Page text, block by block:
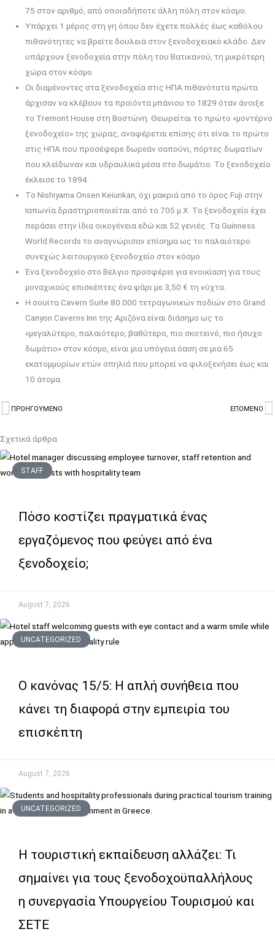
75 στον αριθμό, από οποιαδήποτε άλλη πόλη στον κόσμο.
Υπάρχει 1 μέρος στη γη όπου δεν έχετε πολλές έως καθόλου
πιθανότητες να βρείτε δουλειά στον ξενοδοχειακό κλάδο. Δεν
υπάρχουν ξενοδοχεία στην πόλη του Βατικανού, τη μικρότερη
χώρα στον κόσμο.
Οι διαμένοντες στα ξενοδοχεία στις ΗΠΑ πιθανότατα πρώτα
άρχισαν να κλέβουν τα προϊόντα μπάνιου το 1829 όταν άνοιξε
το Tremont House στη Βοστώνη. Θεωρείται το πρώτο «μοντέρνο
ξενοδοχείο» της χώρας, αναφέρεται επίσης ότι είναι το πρώτο
στις ΗΠΑ που προσέφερε δωρεάν σαπούνι, πόρτες δωματίων
που κλείδωναν και υδραυλικά μέσα στο δωμάτιο. Το ξενοδοχείο
έκλεισε το 1894.
Το Nishiyama Onsen Keiunkan, όχι μακριά από το όρος Fuji στην
Ιαπωνία δραστηριοποιείται από το 705 μ.Χ. Το ξενοδοχείο έχει
περάσει στην ίδια οικογένεια εδώ και 52 γενιές. Τα Guinness
World Records το αναγνώρισαν επίσημα ως το παλαιότερο
συνεχώς λειτουργικό ξενοδοχείο στον κόσμο
Ένα ξενοδοχείο στο Βέλγιο προσφέρει για ενοικίαση για τους
μοναχικούς επισκέπτες ένα ψάρι με 3,50 € τη νύχτα.
Η σουίτα Cavern Suite 80.000 τετραγωνικών ποδιών στο Grand
Canyon Caverns Inn της Αριζόνα είναι διάσημο ως το
«μεγαλύτερο, παλαιότερο, βαθύτερο, πιο σκοτεινό, πιο ήσυχο
δωμάτιο» στον κόσμο, είναι μια υπόγεια όαση σε μια 65
εκατομμυρίων ετών σπηλιά που μπορεί να φιλοξενήσει έως και
10 άτομα.
Prev
ΠΡΟΗΓΟΥΜΕΝΟ ΕΠΟΜΕΝΟ
Σχετικά άρθρα
STAFF
Πόσο κοστίζει πραγματικά ένας
εργαζόμενος που φεύγει από ένα
ξενοδοχείο;
August 7, 2026
UNCATEGORIZED
Ο κανόνας 15/5: Η απλή συνήθεια που
κάνει τη διαφορά στην εμπειρία του
επισκέπτη
August 7, 2026
UNCATEGORIZED
Η τουριστική εκπαίδευση αλλάζει: Τι
σημαίνει για τους ξενοδοχοϋπαλλήλους
η συνεργασία Υπουργείου Τουρισμού και
ΣΕΤΕ